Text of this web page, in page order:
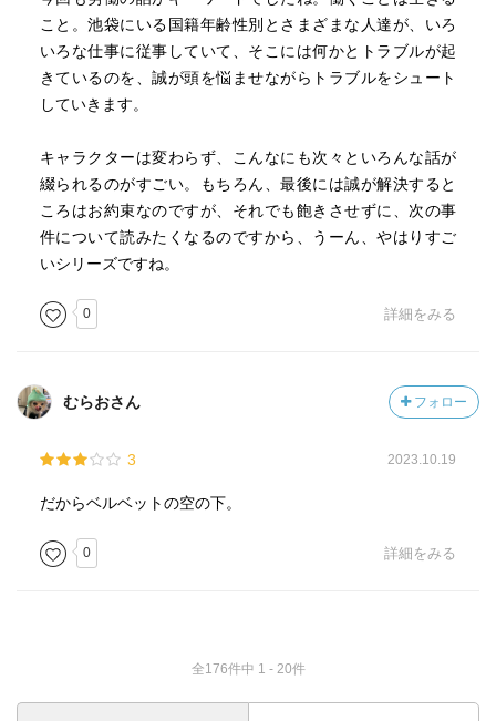
こと。池袋にいる国籍年齢性別とさまざまな人達が、いろ
いろな仕事に従事していて、そこには何かとトラブルが起
きているのを、誠が頭を悩ませながらトラブルをシュート
していきます。
キャラクターは変わらず、こんなにも次々といろんな話が
綴られるのがすごい。もちろん、最後には誠が解決すると
ころはお約束なのですが、それでも飽きさせずに、次の事
件について読みたくなるのですから、うーん、やはりすご
いシリーズですね。
0 詳細をみる
むらおさん フォロー
3 2023.10.19
だからベルベットの空の下。
0 詳細をみる
全176件中 1 - 20件